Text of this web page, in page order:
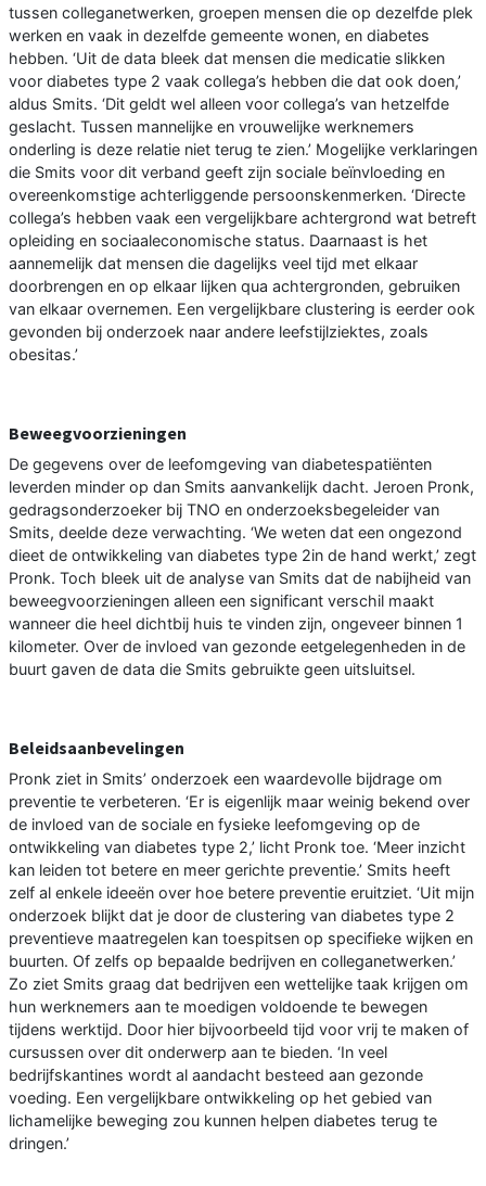
tussen colleganetwerken, groepen mensen die op dezelfde plek
werken en vaak in dezelfde gemeente wonen, en diabetes
hebben. ‘Uit de data bleek dat mensen die medicatie slikken
voor diabetes type 2 vaak collega’s hebben die dat ook doen,’
aldus Smits. ‘Dit geldt wel alleen voor collega’s van hetzelfde
geslacht. Tussen mannelijke en vrouwelijke werknemers
onderling is deze relatie niet terug te zien.’ Mogelijke verklaringen
die Smits voor dit verband geeft zijn sociale beïnvloeding en
overeenkomstige achterliggende persoonskenmerken. ‘Directe
collega’s hebben vaak een vergelijkbare achtergrond wat betreft
opleiding en sociaaleconomische status. Daarnaast is het
aannemelijk dat mensen die dagelijks veel tijd met elkaar
doorbrengen en op elkaar lijken qua achtergronden, gebruiken
van elkaar overnemen. Een vergelijkbare clustering is eerder ook
gevonden bij onderzoek naar andere leefstijlziektes, zoals
obesitas.’
Beweegvoorzieningen
De gegevens over de leefomgeving van diabetespatiënten
leverden minder op dan Smits aanvankelijk dacht. Jeroen Pronk,
gedragsonderzoeker bij TNO en onderzoeksbegeleider van
Smits, deelde deze verwachting. ‘We weten dat een ongezond
dieet de ontwikkeling van diabetes type 2in de hand werkt,’ zegt
Pronk. Toch bleek uit de analyse van Smits dat de nabijheid van
beweegvoorzieningen alleen een significant verschil maakt
wanneer die heel dichtbij huis te vinden zijn, ongeveer binnen 1
kilometer. Over de invloed van gezonde eetgelegenheden in de
buurt gaven de data die Smits gebruikte geen uitsluitsel.
Beleidsaanbevelingen
Pronk ziet in Smits’ onderzoek een waardevolle bijdrage om
preventie te verbeteren. ‘Er is eigenlijk maar weinig bekend over
de invloed van de sociale en fysieke leefomgeving op de
ontwikkeling van diabetes type 2,’ licht Pronk toe. ‘Meer inzicht
kan leiden tot betere en meer gerichte preventie.’ Smits heeft
zelf al enkele ideeën over hoe betere preventie eruitziet. ‘Uit mijn
onderzoek blijkt dat je door de clustering van diabetes type 2
preventieve maatregelen kan toespitsen op specifieke wijken en
buurten. Of zelfs op bepaalde bedrijven en colleganetwerken.’
Zo ziet Smits graag dat bedrijven een wettelijke taak krijgen om
hun werknemers aan te moedigen voldoende te bewegen
tijdens werktijd. Door hier bijvoorbeeld tijd voor vrij te maken of
cursussen over dit onderwerp aan te bieden. ‘In veel
bedrijfskantines wordt al aandacht besteed aan gezonde
voeding. Een vergelijkbare ontwikkeling op het gebied van
lichamelijke beweging zou kunnen helpen diabetes terug te
dringen.’